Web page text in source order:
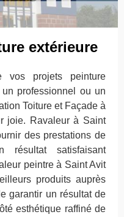
extérieure
vos projets peinture
professionnel ou un
Toiture et Façade à
joie. Ravaleur à Saint
des prestations de
résultat satisfaisant
peintre à Saint Avit
produits auprès
garantir un résultat de
esthétique raffiné de